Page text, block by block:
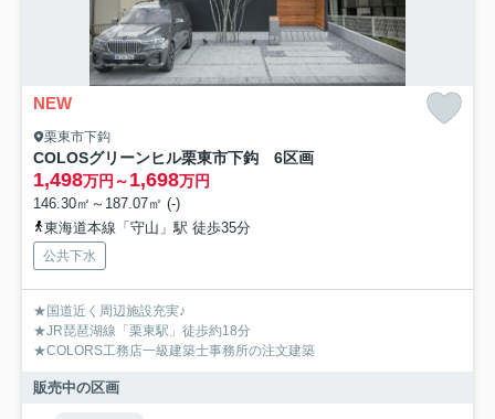
NEW
栗東市下鈎
COLOSグリーンヒル栗東市下鈎 6区画
1,498万円～1,698万円
146.30㎡～187.07㎡ (-)
東海道本線「守山」駅 徒歩35分
公共下水
★国道近く周辺施設充実♪
★JR琵琶湖線「栗東駅」徒歩約18分
★COLORS工務店一級建築士事務所の注文建築
販売中の区画